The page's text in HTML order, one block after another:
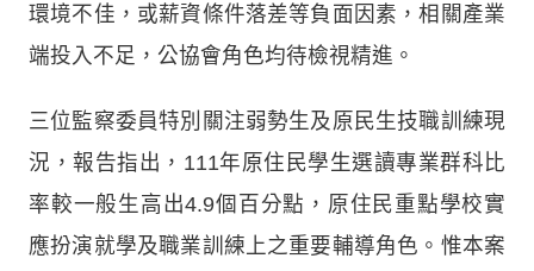
環境不佳，或薪資條件落差等負面因素，相關產業
端投入不足，公協會角色均待檢視精進。
三位監察委員特別關注弱勢生及原民生技職訓練現
況，報告指出，111年原住民學生選讀專業群科比
率較一般生高出4.9個百分點，原住民重點學校實
應扮演就學及職業訓練上之重要輔導角色。惟本案